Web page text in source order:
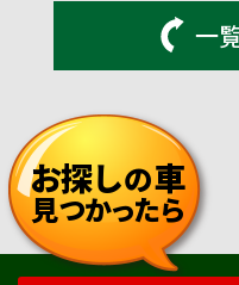
一
お探しの車
見つかったら